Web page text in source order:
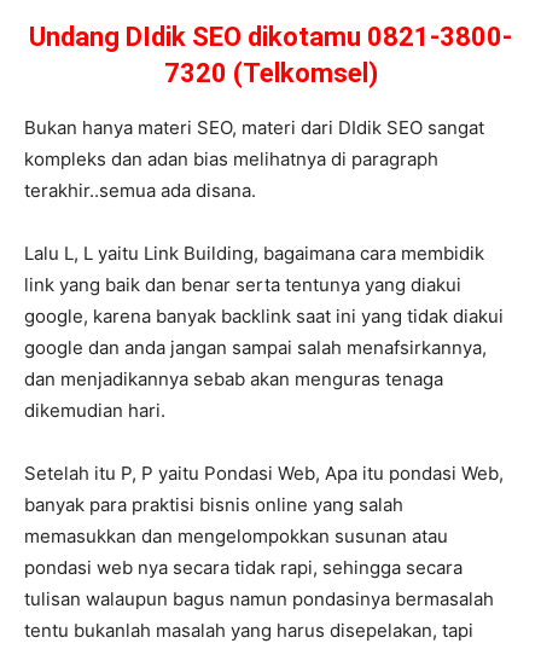
Undang DIdik SEO dikotamu 0821-3800-
7320 (Telkomsel)
Bukan hanya materi SEO, materi dari DIdik SEO sangat
kompleks dan adan bias melihatnya di paragraph
terakhir..semua ada disana.
Lalu L, L yaitu Link Building, bagaimana cara membidik
link yang baik dan benar serta tentunya yang diakui
google, karena banyak backlink saat ini yang tidak diakui
google dan anda jangan sampai salah menafsirkannya,
dan menjadikannya sebab akan menguras tenaga
dikemudian hari.
Setelah itu P, P yaitu Pondasi Web, Apa itu pondasi Web,
banyak para praktisi bisnis online yang salah
memasukkan dan mengelompokkan susunan atau
pondasi web nya secara tidak rapi, sehingga secara
tulisan walaupun bagus namun pondasinya bermasalah
tentu bukanlah masalah yang harus disepelakan, tapi